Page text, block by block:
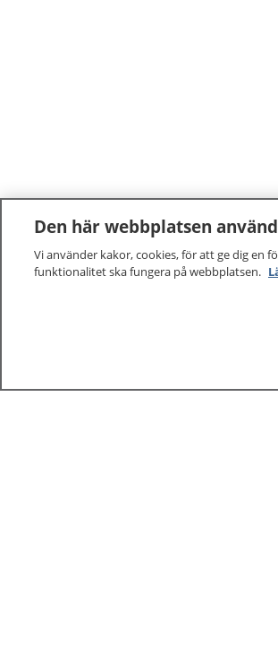
Den här webbplatsen
Vi använder kakor, cookies, för att ge dig en
funktionalitet ska fungera på webbplatsen.